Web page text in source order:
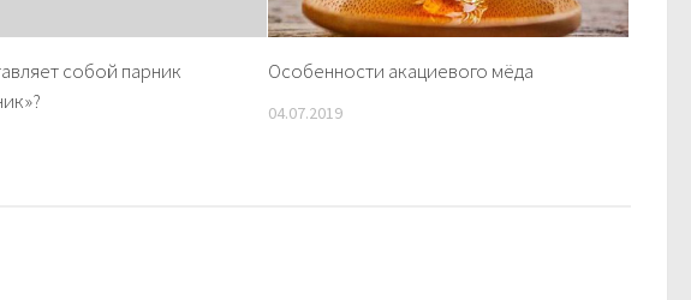
собой парник
Особенности акациевого мёда
04.07.2019